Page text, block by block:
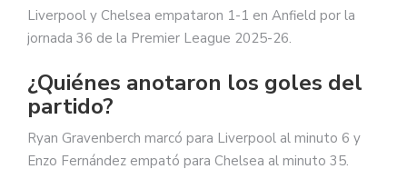
Liverpool y Chelsea empataron 1-1 en Anfield por la
jornada 36 de la Premier League 2025-26.
¿Quiénes anotaron los goles del
partido?
Ryan Gravenberch marcó para Liverpool al minuto 6 y
Enzo Fernández empató para Chelsea al minuto 35.